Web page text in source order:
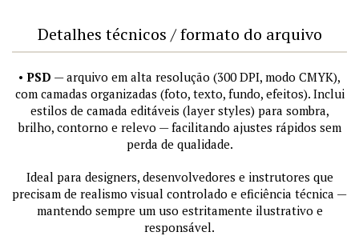
Detalhes técnicos / formato do arquivo
• PSD — arquivo em alta resolução (300 DPI, modo CMYK),
com camadas organizadas (foto, texto, fundo, efeitos). Inclui
estilos de camada editáveis (layer styles) para sombra,
brilho, contorno e relevo — facilitando ajustes rápidos sem
perda de qualidade.
Ideal para designers, desenvolvedores e instrutores que
precisam de realismo visual controlado e eficiência técnica —
mantendo sempre um uso estritamente ilustrativo e
responsável.